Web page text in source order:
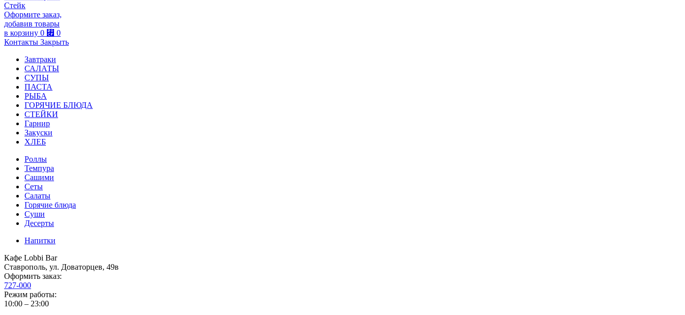
Стейк
Оформите заказ,
добавив товары
в корзину 0 ⃏ 0
Контакты Закрыть
Завтраки
САЛАТЫ
СУПЫ
ПАСТА
РЫБА
ГОРЯЧИЕ БЛЮДА
СТЕЙКИ
Гарнир
Закуски
ХЛЕБ
Роллы
Темпура
Сашими
Сеты
Салаты
Горячие блюда
Суши
Десерты
Напитки
Кафе Lobbi Bar
Ставрополь, ул. Доваторцев, 49в
Оформить заказ:
727-000
Режим работы:
10:00 – 23:00